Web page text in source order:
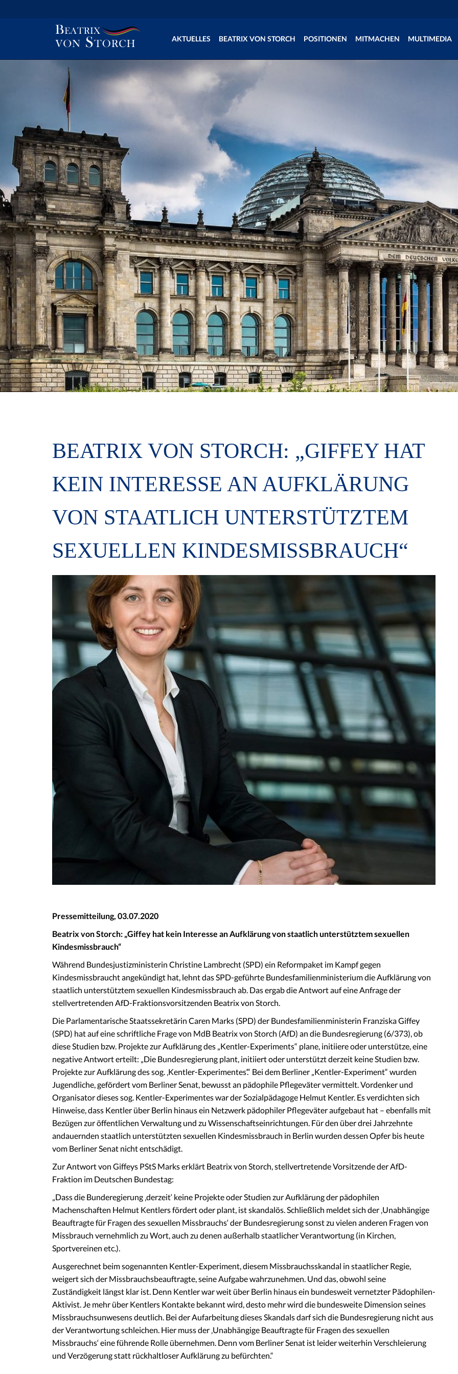
AKTUELLES BEATRIX VON STORCH POSITIONEN MITMACHEN MULTIMEDIA
BEATRIX VON STORCH: „GIFFEY HAT
KEIN INTERESSE AN AUFKLÄRUNG
VON STAATLICH UNTERSTÜTZTEM
SEXUELLEN KINDESMISSBRAUCH“
Pressemitteilung, 03.07.2020
Beatrix von Storch: „Giffey hat kein Interesse an Aufklärung von staatlich unterstütztem sexuellen
Kindesmissbrauch“
Während Bundesjustizministerin Christine Lambrecht (SPD) ein Reformpaket im Kampf gegen
Kindesmissbraucht angekündigt hat, lehnt das SPD-geführte Bundesfamilienministerium die Aufklärung von
staatlich unterstütztem sexuellen Kindesmissbrauch ab. Das ergab die Antwort auf eine Anfrage der
stellvertretenden AfD-Fraktionsvorsitzenden Beatrix von Storch.
Die Parlamentarische Staatssekretärin Caren Marks (SPD) der Bundesfamilienministerin Franziska Giffey
(SPD) hat auf eine schriftliche Frage von MdB Beatrix von Storch (AfD) an die Bundesregierung (6/373), ob
diese Studien bzw. Projekte zur Aufklärung des „Kentler-Experiments“ plane, initiiere oder unterstütze, eine
negative Antwort erteilt: „Die Bundesregierung plant, initiiert oder unterstützt derzeit keine Studien bzw.
Projekte zur Aufklärung des sog. ‚Kentler-Experimentes‘.“ Bei dem Berliner „Kentler-Experiment“ wurden
Jugendliche, gefördert vom Berliner Senat, bewusst an pädophile Pflegeväter vermittelt. Vordenker und
Organisator dieses sog. Kentler-Experimentes war der Sozialpädagoge Helmut Kentler. Es verdichten sich
Hinweise, dass Kentler über Berlin hinaus ein Netzwerk pädophiler Pflegeväter aufgebaut hat – ebenfalls mit
Bezügen zur öffentlichen Verwaltung und zu Wissenschaftseinrichtungen. Für den über drei Jahrzehnte
andauernden staatlich unterstützten sexuellen Kindesmissbrauch in Berlin wurden dessen Opfer bis heute
vom Berliner Senat nicht entschädigt.
Zur Antwort von Giffeys PStS Marks erklärt Beatrix von Storch, stellvertretende Vorsitzende der AfD-
Fraktion im Deutschen Bundestag:
„Dass die Bunderegierung ‚derzeit‘ keine Projekte oder Studien zur Aufklärung der pädophilen
Machenschaften Helmut Kentlers fördert oder plant, ist skandalös. Schließlich meldet sich der ‚Unabhängige
Beauftragte für Fragen des sexuellen Missbrauchs‘ der Bundesregierung sonst zu vielen anderen Fragen von
Missbrauch vernehmlich zu Wort, auch zu denen außerhalb staatlicher Verantwortung (in Kirchen,
Sportvereinen etc.).
Ausgerechnet beim sogenannten Kentler-Experiment, diesem Missbrauchsskandal in staatlicher Regie,
weigert sich der Missbrauchsbeauftragte, seine Aufgabe wahrzunehmen. Und das, obwohl seine
Zuständigkeit längst klar ist. Denn Kentler war weit über Berlin hinaus ein bundesweit vernetzter Pädophilen-
Aktivist. Je mehr über Kentlers Kontakte bekannt wird, desto mehr wird die bundesweite Dimension seines
Missbrauchsunwesens deutlich. Bei der Aufarbeitung dieses Skandals darf sich die Bundesregierung nicht aus
der Verantwortung schleichen. Hier muss der ‚Unabhängige Beauftragte für Fragen des sexuellen
Missbrauchs‘ eine führende Rolle übernehmen. Denn vom Berliner Senat ist leider weiterhin Verschleierung
und Verzögerung statt rückhaltloser Aufklärung zu befürchten.“